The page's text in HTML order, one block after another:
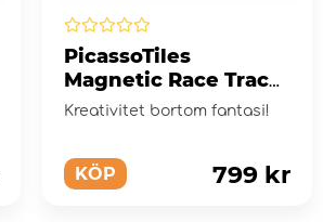
PicassoTiles
Magnetic Race Track
50 Bitar
Kreativitet bortom fantasi!
KÖP 799 kr